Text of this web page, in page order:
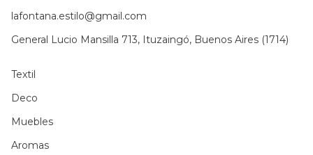
lafontana.estilo@gmail.com
General Lucio Mansilla 713, Ituzaingó, Buenos Aires (1714)
Textil
Deco
Muebles
Aromas